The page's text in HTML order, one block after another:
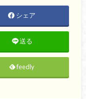
シェア
送る
feedly